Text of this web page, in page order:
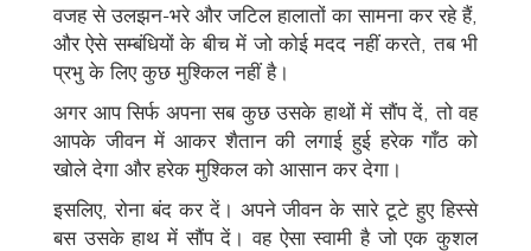
वजह से उलझन-भरे और जटिल हालातों का सामना कर रहे हैं,
और ऐसे सम्बंधियों के बीच में जो कोई मदद नहीं करते, तब भी
प्रभु के लिए कुछ मुश्किल नहीं है।
अगर आप सिर्फ अपना सब कुछ उसके हाथों में सौंप दें, तो वह
आपके जीवन में आकर शैतान की लगाई हुई हरेक गाँठ को
खोले देगा और हरेक मुश्किल को आसान कर देगा।
इसलिए, रोना बंद कर दें। अपने जीवन के सारे टूटे हुए हिस्से
बस उसके हाथ में सौंप दें। वह ऐसा स्वामी है जो एक कुशल